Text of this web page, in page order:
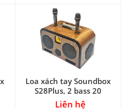
Loa xách tay Soundbox
S28Plus, 2 bass 20
Liên hệ